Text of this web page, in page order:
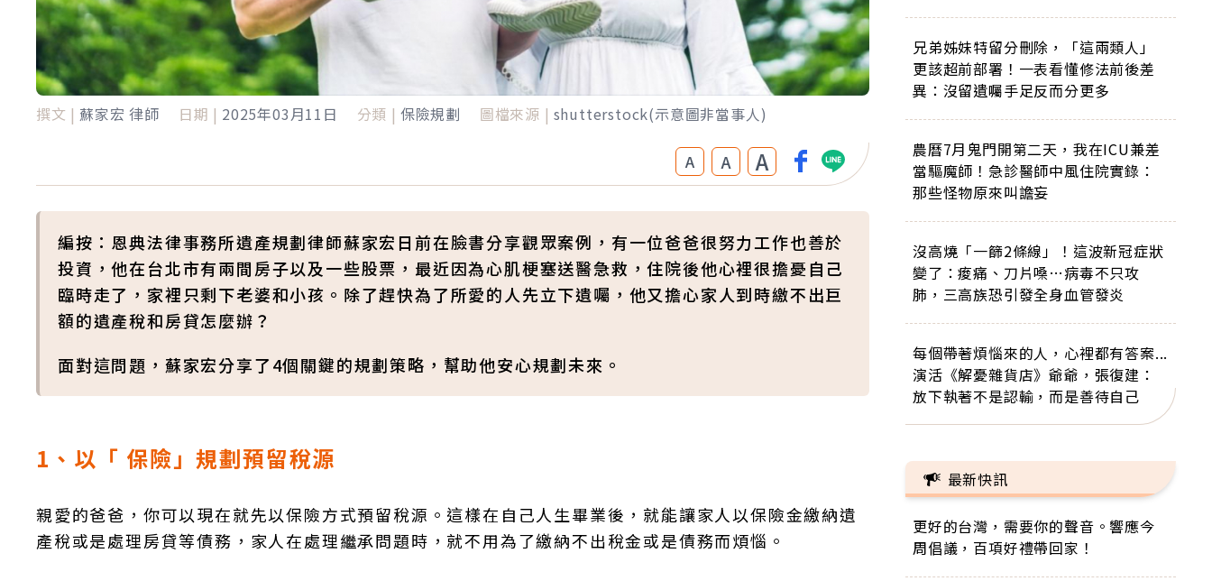
撰文 | 蘇家宏 律師 日期 | 2025年03月11日 分類 | 保險規劃 圖檔來源 | shutterstock(示意圖非當事人)
A A A
編按：恩典法律事務所遺產規劃律師蘇家宏日前在臉書分享觀眾案例，有一位爸爸很努力工作也善於
投資，他在台北市有兩間房子以及一些股票，最近因為心肌梗塞送醫急救，住院後他心裡很擔憂自己
臨時走了，家裡只剩下老婆和小孩。除了趕快為了所愛的人先立下遺囑，他又擔心家人到時繳不出巨
額的遺產稅和房貸怎麼辦？
面對這問題，蘇家宏分享了4個關鍵的規劃策略，幫助他安心規劃未來。
1、以「 保險」規劃預留稅源
親愛的爸爸，你可以現在就先以保險方式預留稅源。這樣在自己人生畢業後，就能讓家人以保險金繳納遺
產稅或是處理房貸等債務，家人在處理繼承問題時，就不用為了繳納不出稅金或是債務而煩惱。
兄弟姊妹特留分刪除，「這兩類人」
更該超前部署！一表看懂修法前後差
異：沒留遺囑手足反而分更多
農曆7月鬼門開第二天，我在ICU兼差
當驅魔師！急診醫師中風住院實錄：
那些怪物原來叫譫妄
沒高燒「一篩2條線」！這波新冠症狀
變了：痠痛、刀片嗓…病毒不只攻
肺，三高族恐引發全身血管發炎
每個帶著煩惱來的人，心裡都有答案...
演活《解憂雜貨店》爺爺，張復建：
放下執著不是認輸，而是善待自己
最新快訊
更好的台灣，需要你的聲音。響應今
周倡議，百項好禮帶回家！